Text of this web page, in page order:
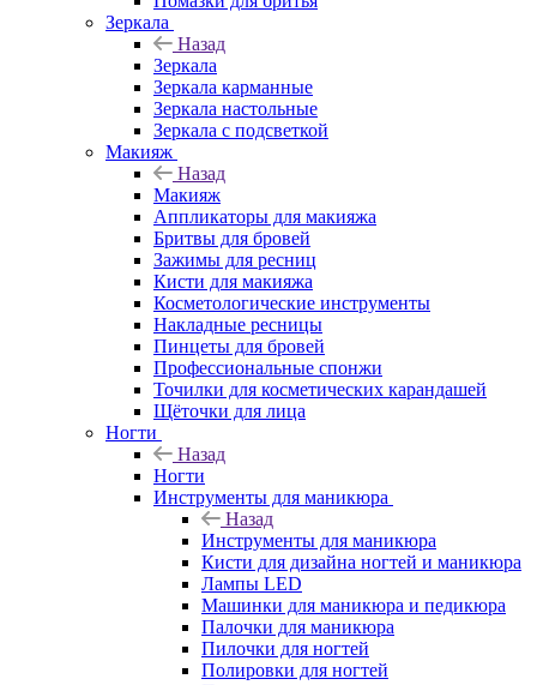
Зеркала
Назад
Зеркала
Зеркала карманные
Зеркала настольные
Зеркала с подсветкой
Макияж
Назад
Макияж
Аппликаторы для макияжа
Бритвы для бровей
Зажимы для ресниц
Кисти для макияжа
Косметологические инструменты
Накладные ресницы
Пинцеты для бровей
Профессиональные спонжи
Точилки для косметических карандашей
Щёточки для лица
Ногти
Назад
Ногти
Инструменты для маникюра
Назад
Инструменты для маникюра
Кисти для дизайна ногтей и маникюра
Лампы LED
Машинки для маникюра и педикюра
Палочки для маникюра
Пилочки для ногтей
Полировки для ногтей